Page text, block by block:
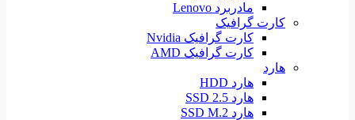
مادربرد Lenovo
کارت گرافیک
کارت گرافیک Nvidia
کارت گرافیک AMD
هارد
هارد HDD
هارد SSD 2.5
هارد SSD M.2